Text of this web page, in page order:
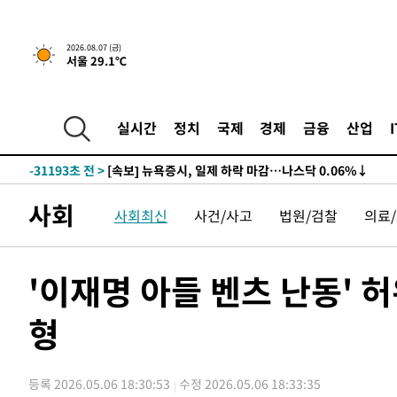
2026.08.07 (금)
서울 29.1℃
실시간 정치 국제 경제 금융 산업
-31193초 전 > [속보] 뉴욕증시, 일제 하락 마감…나스닥 0.06%↓
사회 사회최신 사건/사고 법원/검찰 의료
'이재명 아들 벤츠 난동'
형
등록 2026.05.06 18:30:53 수정 2026.05.06 18:33:35